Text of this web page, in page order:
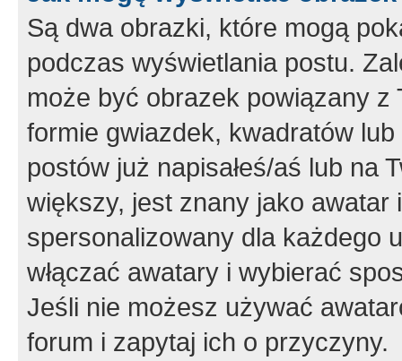
Są dwa obrazki, które mogą
podczas wyświetlania postu.
może być obrazek powiązany z
formie gwiazdek, kwadratów
postów już napisałeś/aś lub na
większy, jest znany jako
spersonalizowany dla każdego
włączać awatary i wybierać
Jeśli nie możesz używać
forum i zapytaj ich o przyczyny.